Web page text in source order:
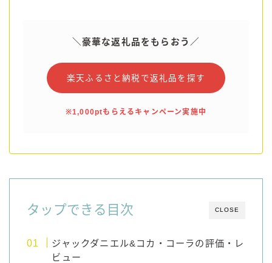
＼豪華な返礼品をもらおう／
楽天ふるさと納税で返礼品を探す
※1,000ptもらえるキャンペーン実施中
CLOSE
タップできる目次
ジャックダニエル&コカ・コーラの評価・レ
ビュー